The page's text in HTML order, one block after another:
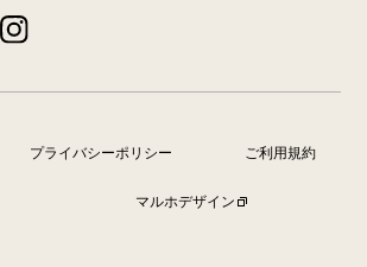
プライバシーポリシー ご利用規約
マルホデザイン